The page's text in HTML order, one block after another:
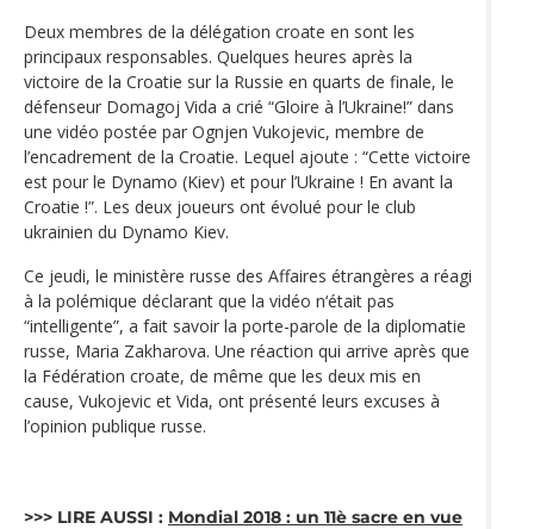
Deux membres de la délégation croate en sont les
principaux responsables. Quelques heures après la
victoire de la Croatie sur la Russie en quarts de finale, le
défenseur Domagoj Vida a crié “Gloire à l’Ukraine!” dans
une vidéo postée par Ognjen Vukojevic, membre de
l’encadrement de la Croatie. Lequel ajoute : “Cette victoire
est pour le Dynamo (Kiev) et pour l’Ukraine ! En avant la
Croatie !”. Les deux joueurs ont évolué pour le club
ukrainien du Dynamo Kiev.
Ce jeudi, le ministère russe des Affaires étrangères a réagi
à la polémique déclarant que la vidéo n‘était pas
“intelligente”, a fait savoir la porte-parole de la diplomatie
russe, Maria Zakharova. Une réaction qui arrive après que
la Fédération croate, de même que les deux mis en
cause, Vukojevic et Vida, ont présenté leurs excuses à
l’opinion publique russe.
>>> LIRE AUSSI : Mondial 2018 : un 11è sacre en vue